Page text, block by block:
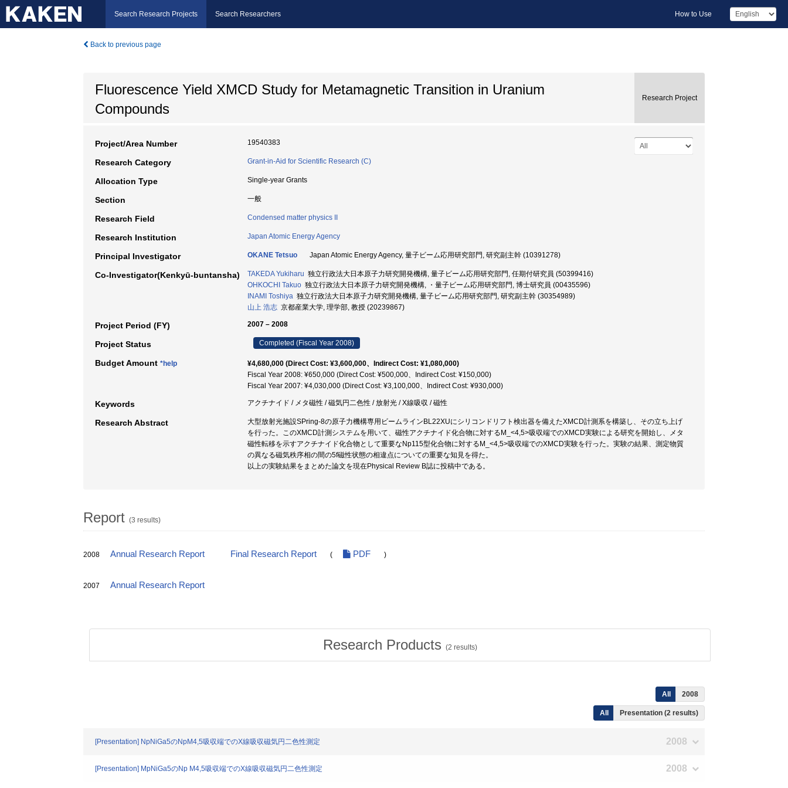
Search Research Projects Search Researchers How to Use
Back to previous page
Fluorescence Yield XMCD Study for Metamagnetic Transition in Uranium
Compounds
Research Project
Project/Area Number 19540383
Research Category Grant-in-Aid for Scientific Research (C)
Allocation Type Single-year Grants
Section 一般
Research Field Condensed matter physics II
Research Institution Japan Atomic Energy Agency
Principal Investigator OKANE Tetsuo Japan Atomic Energy Agency, 量子ビーム応用研究部門, 研究副主幹 (10391278)
Co-Investigator(Kenkyū-buntansha) TAKEDA Yukiharu 独立行政法大日本原子力研究開発機構, 量子ビーム応用研究部門, 任期付研究員 (50399416)
OHKOCHI Takuo 独立行政法大日本原子力研究開発機構, ・量子ビーム応用研究部門, 博士研究員 (00435596)
INAMI Toshiya 独立行政法大日本原子力研究開発機構, 量子ビーム応用研究部門, 研究副主幹 (30354989)
山上 浩志 京都産業大学, 理学部, 教授 (20239867)
Project Period (FY) 2007 – 2008
Project Status Completed (Fiscal Year 2008)
Budget Amount *help
¥4,680,000 (Direct Cost: ¥3,600,000、Indirect Cost: ¥1,080,000)
Fiscal Year 2008: ¥650,000 (Direct Cost: ¥500,000、Indirect Cost: ¥150,000)
Fiscal Year 2007: ¥4,030,000 (Direct Cost: ¥3,100,000、Indirect Cost: ¥930,000)
Keywords アクチナイド / メタ磁性 / 磁気円二色性 / 放射光 / X線吸収 / 磁性
Research Abstract
大型放射光施設SPring-8の原子力機構専用ビームラインBL22XUにシリコンドリフト検出器を備えたXMCD計測系を構築し、その立ち上げ
を行った。このXMCD計測システムを用いて、磁性アクチナイド化合物に対するM_<4,5>吸収端でのXMCD実験による研究を開始し、メタ
磁性転移を示すアクチナイド化合物として重要なNp115型化合物に対するM_<4,5>吸収端でのXMCD実験を行った。実験の結果、測定物質
の異なる磁気秩序相の間の5f磁性状態の相違点についての重要な知見を得た。
以上の実験結果をまとめた論文を現在Physical Review B誌に投稿中である。
Report (3 results)
2008 Annual Research Report Final Research Report ( PDF )
2007 Annual Research Report
Research Products (2 results)
All 2008
All Presentation (2 results)
[Presentation] NpNiGa5のNpM4,5吸収端でのX線吸収磁気円二色性測定 2008
[Presentation] MpNiGa5のNp M4,5吸収端でのX線吸収磁気円二色性測定 2008